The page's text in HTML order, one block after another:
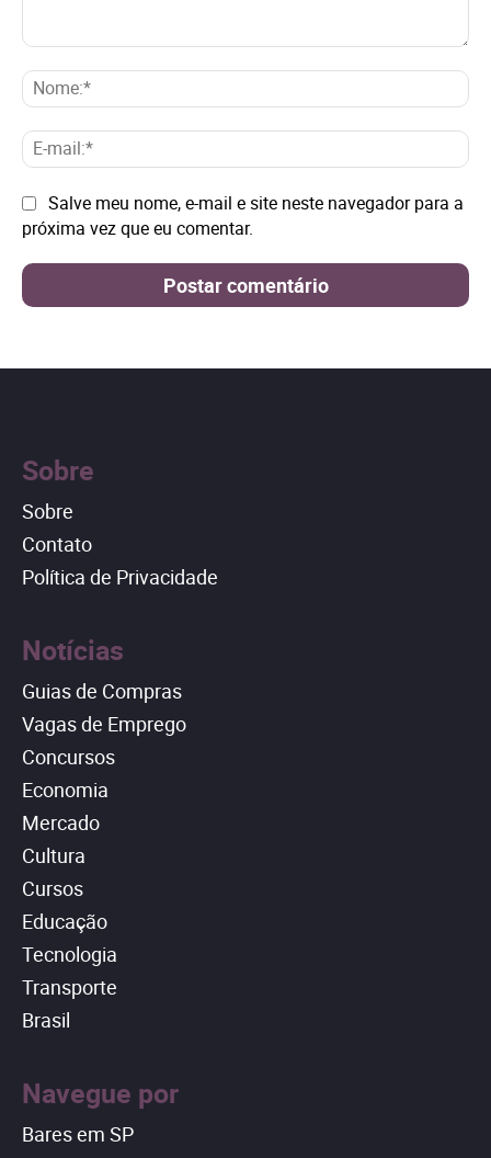
E-
Site: Salve meu nome, e-mail e site neste navegador para a
próxima vez que eu comentar.
Sobre
Sobre
Contato
Política de Privacidade
Notícias
Guias de Compras
Vagas de Emprego
Concursos
Economia
Mercado
Cultura
Cursos
Educação
Tecnologia
Transporte
Brasil
Navegue por
Bares em SP